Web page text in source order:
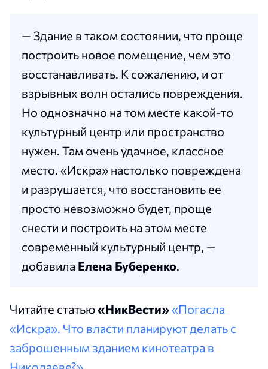
— Здание в таком состоянии, что проще
построить новое помещение, чем это
восстанавливать. К сожалению, и от
взрывных волн остались повреждения.
Но однозначно на том месте какой-то
культурный центр или пространство
нужен. Там очень удачное, классное
место. «Искра» настолько повреждена
и разрушается, что восстановить ее
просто невозможно будет, проще
снести и построить на этом месте
современный культурный центр, —
добавила Елена Буберенко.
Читайте статью«НикВести»«Погасла
«Искра». Что власти планируют делать с
заброшенным зданием кинотеатра в